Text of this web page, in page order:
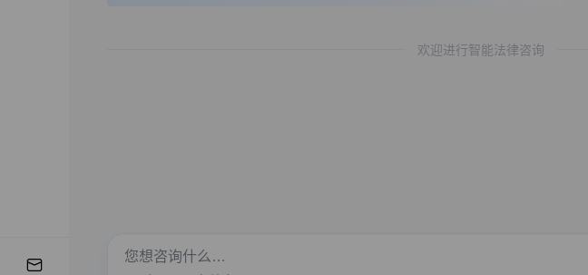
欢迎进行智能法律咨询